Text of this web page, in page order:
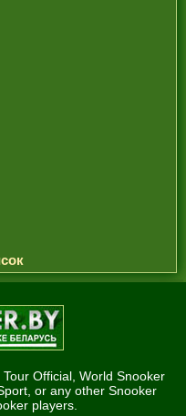
Official, World Snooker
or any other Snooker
players.